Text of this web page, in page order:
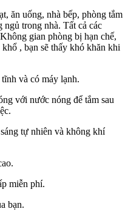
ăn uống, nhà bếp, phòng tắm
trong nhà. Tất cả các
gian phòng bị hạn chế,
, bạn sẽ thấy khó khăn khi
và có máy lạnh.
với nước nóng để tắm sau
tự nhiên và không khí
miễn phí.
bạn.